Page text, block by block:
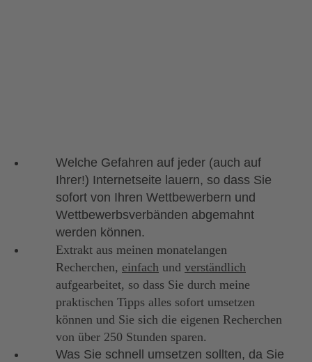
Welche Gefahren auf jeder (auch auf
Ihrer!) Internetseite lauern, so dass Sie
sofort von Ihren Wettbewerbern und
Wettbewerbsverbänden abgemahnt
werden können.
Extrakt aus meinen monatelangen
Recherchen, einfach und verständlich
aufgearbeitet, so dass Sie durch meine
praktischen Tipps alles sofort umsetzen
können und Sie sich die eigenen Recherchen
von über 250 Stunden sparen.
Was Sie schnell umsetzen sollten, da Sie